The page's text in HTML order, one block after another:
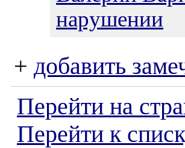
нарушении
+ добавить
Перейти на
Перейти к